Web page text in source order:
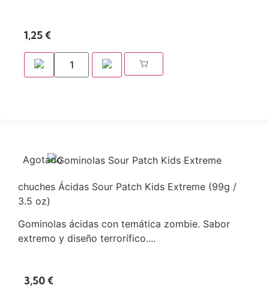
1,25€
Agotado
chuches Ácidas Sour Patch Kids Extreme (99g /
3.5 oz)
Gominolas ácidas con temática zombie. Sabor
extremo y diseño terrorífico....
3,50€